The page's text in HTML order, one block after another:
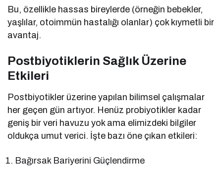
Bu, özellikle hassas bireylerde (örneğin bebekler,
yaşlılar, otoimmün hastalığı olanlar) çok kıymetli bir
avantaj.
Postbiyotiklerin Sağlık Üzerine
Etkileri
Postbiyotikler üzerine yapılan bilimsel çalışmalar
her geçen gün artıyor. Henüz probiyotikler kadar
geniş bir veri havuzu yok ama elimizdeki bilgiler
oldukça umut verici. İşte bazı öne çıkan etkileri:
Bağırsak Bariyerini Güçlendirme